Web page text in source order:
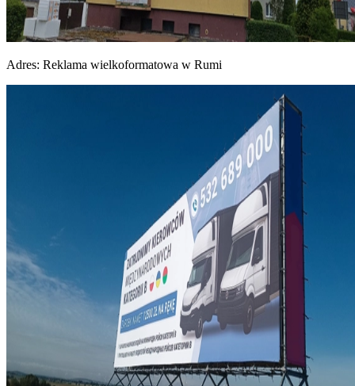
Adres: Reklama wielkoformatowa w Rumi